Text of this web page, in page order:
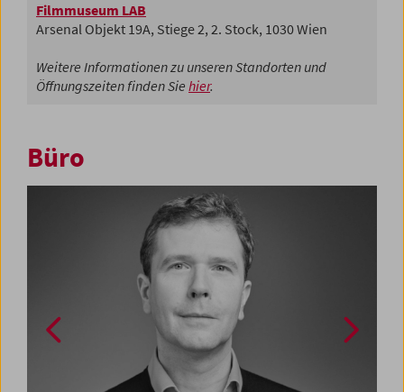
Filmmuseum LAB
Arsenal Objekt 19A, Stiege 2, 2. Stock, 1030 Wien
Weitere Informationen zu unseren Standorten und
Öffnungszeiten finden Sie hier.
Büro